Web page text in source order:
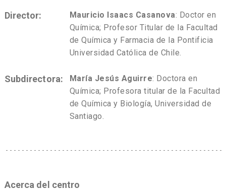
Director: Mauricio Isaacs Casanova: Doctor en
Química; Profesor Titular de la Facultad
de Química y Farmacia de la Pontificia
Universidad Católica de Chile.
Subdirectora: María Jesús Aguirre: Doctora en
Química; Profesora titular de la Facultad
de Química y Biología, Universidad de
Santiago.
Acerca del centro